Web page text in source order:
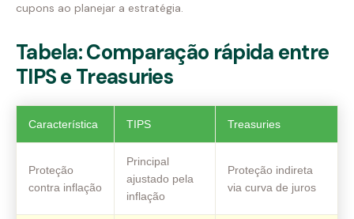
cupons ao planejar a estratégia.
Tabela: Comparação rápida entre
TIPS e Treasuries
Característica TIPS Treasuries
Proteção
contra inflação
Principal
ajustado pela
inflação
Proteção indireta
via curva de juros